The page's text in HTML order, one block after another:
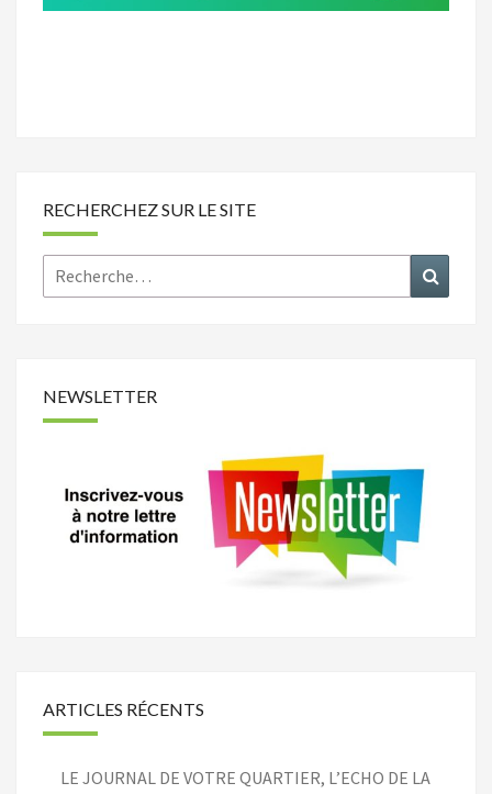
RECHERCHEZ SUR LE SITE
Rechercher :
NEWSLETTER
ARTICLES RÉCENTS
LE JOURNAL DE VOTRE QUARTIER, L’ECHO DE LA